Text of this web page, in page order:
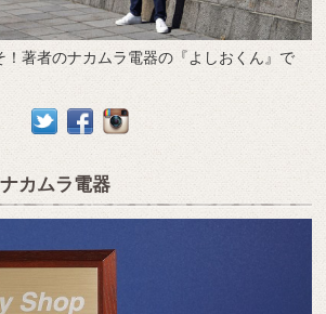
！著者のナカムラ電器の『よしおくん』で
カムラ電器